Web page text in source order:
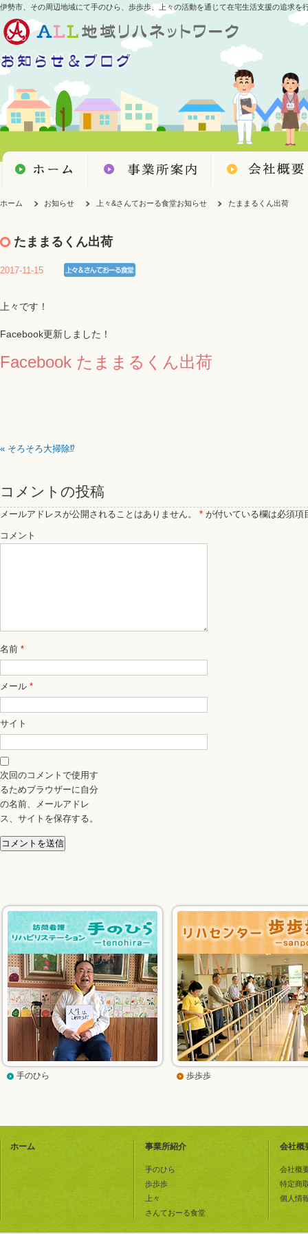
伊勢市、その周辺地域にて手のひら、歩歩歩、上々の活動を通じて在宅生活支援の追求を
ホーム お知らせ 上々&さんておーる食堂お知らせ たままるくん出荷
たままるくん出荷
2017-11-15
上々です！
Facebook更新しました！
Facebook たままるくん出荷
« そろそろ大掃除⁉
コメントの投稿
メールアドレスが公開されることはありません。 * が付いている欄は必須項
コメント
名前 *
メール *
サイト
次回のコメントで使用す
るためブラウザーに自分
の名前、メールアドレ
ス、サイトを保存する。
手のひら 歩歩歩
ホーム 事業所紹介
手のひら
歩歩歩
上々
さんておーる食堂
会社概
会社概
特定商
個人情